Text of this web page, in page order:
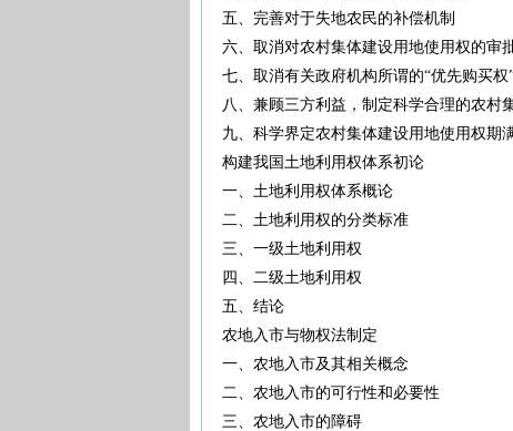
五、完善对于失地农民的补偿机制
六、取消对农村集体建设用地使用权的
七、取消有关政府机构所谓的“优先购买
八、兼顾三方利益，制定科学合理的农
九、科学界定农村集体建设用地使用权
构建我国土地利用权体系初论
一、土地利用权体系概论
二、土地利用权的分类标准
三、一级土地利用权
四、二级土地利用权
五、结论
农地入市与物权法制定
一、农地入市及其相关概念
二、农地入市的可行性和必要性
三、农地入市的障碍